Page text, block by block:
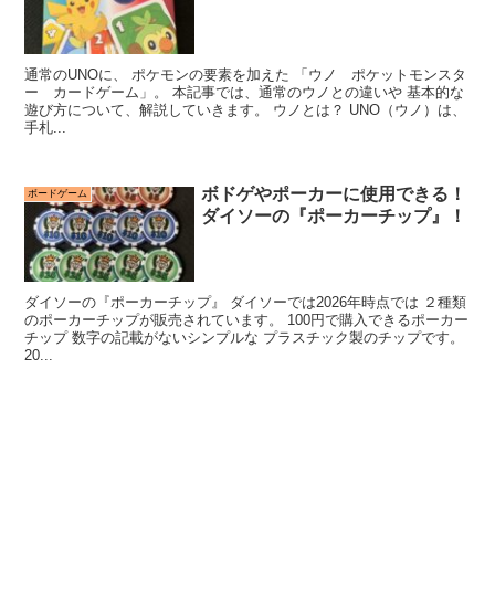
通常のUNOに、 ポケモンの要素を加えた 「ウノ ポケットモンスタ
ー カードゲーム」。 本記事では、通常のウノとの違いや 基本的な
遊び方について、解説していきます。 ウノとは？ UNO（ウノ）は、
手札...
ボードゲーム
ボドゲやポーカーに使用できる！
ダイソーの『ポーカーチップ』！
ダイソーの『ポーカーチップ』 ダイソーでは2026年時点では ２種類
のポーカーチップが販売されています。 100円で購入できるポーカー
チップ 数字の記載がないシンプルな プラスチック製のチップです。
20...